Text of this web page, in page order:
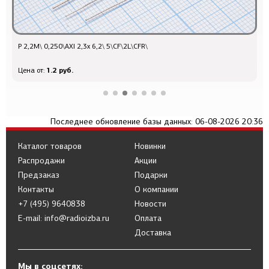
Р 2,2М\ 0,250\AXI 2,3x 6,2\ 5\CF\2L\CFR\
Цена от: 1.2 руб.
Последнее обновление базы данных: 06-08-2026 20:36
Каталог товаров
Распродажи
Предзаказ
Новинки
Акции
Подарки
Контакты
+7 (495) 9640838
E-mail: info@radioizba.ru
О компании
Новости
Оплата
Доставка
Мы в соцсетях: